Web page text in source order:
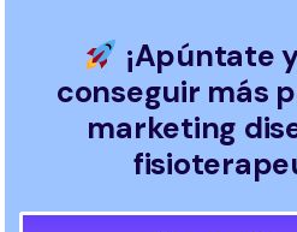
¡Apúntate
conseguir más
marketing